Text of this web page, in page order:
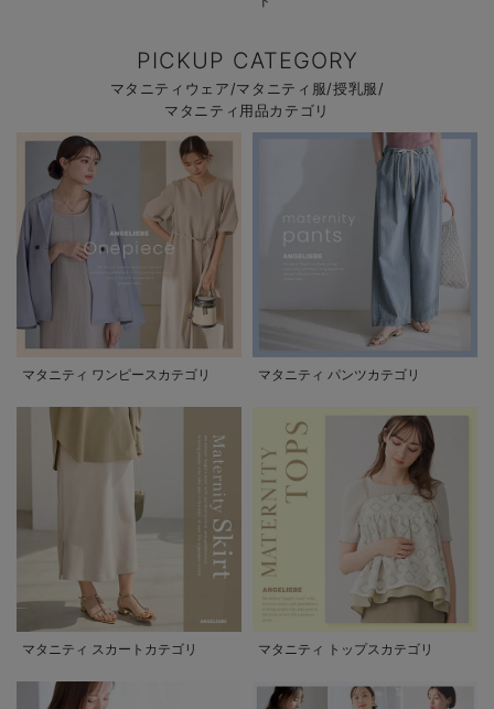
PICKUP CATEGORY
マタニティウェア/マタニティ服/授乳服/
マタニティ用品カテゴリ
マタニティ ワンピースカテゴリ マタニティ パンツカテゴリ
マタニティ スカートカテゴリ マタニティ トップスカテゴリ